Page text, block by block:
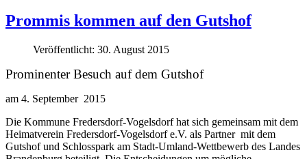
Prommis kommen auf den Gutshof
Veröffentlicht: 30. August 2015
Prominenter Besuch auf dem Gutshof
am 4. September 2015
Die Kommune Fredersdorf-Vogelsdorf hat sich gemeinsam mit dem
Heimatverein Fredersdorf-Vogelsdorf e.V. als Partner mit dem
Gutshof und Schlosspark am Stadt-Umland-Wettbewerb des Landes